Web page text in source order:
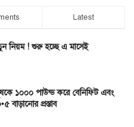
Latest
নিয়ম ! শুরু হচ্ছে এ মাসেই
১০০০ পাউন্ড করে বেনিফিট এবং
বাড়ানোর প্রস্তাব